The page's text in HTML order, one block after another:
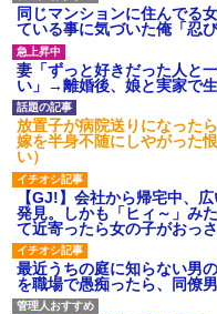
同じマンションに住んでる
ている事に気づいた俺「忍
妻「ずっと好きだった人と
い」→離婚後、娘と実家で
放置子が病院送りになった
嫁を半身不随にしやがった
い）
【GJ!】会社から帰宅中、
発見。しかも「ヒィ～」み
て近寄ったら女の子がおっ
最近うちの庭に知らない男
を職場で愚痴ったら、同僚